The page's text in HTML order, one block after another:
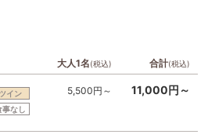
大人1名(税込) 合計(税込)
ツイン
事なし
5,500円～ 11,000円～